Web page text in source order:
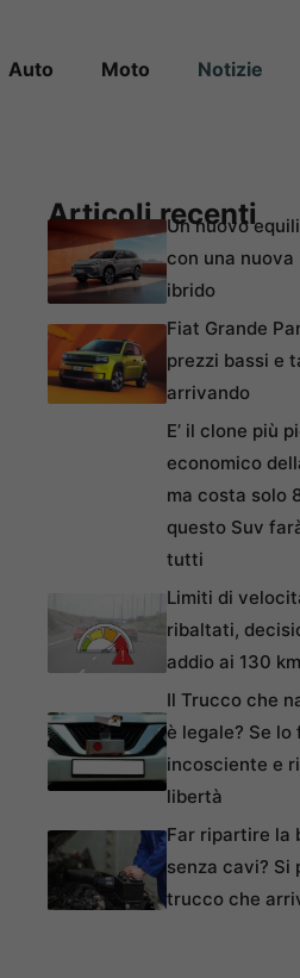
Auto Moto Notizie
Articoli recenti
Un nuovo
con una nuova
ibrido
Fiat Grande
prezzi bassi e
arrivando
E’ il clone più
economico
ma costa solo
questo Suv
tutti
Limiti di
ribaltati,
addio ai 130
Il Trucco che
è legale? Se lo
incosciente e
libertà
Far ripartire la
senza cavi? Si
trucco che